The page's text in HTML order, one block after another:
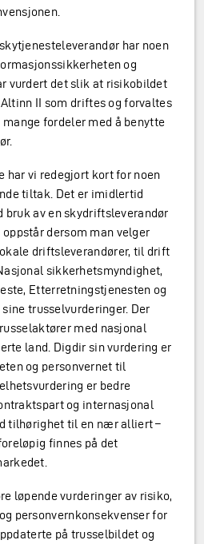
har noen
og
vurdert det slik at risikobildet
II som driftes og forvaltes
fordeler med å benytte
har vi redegjort kort for noen
tiltak. Det er imidlertid
bruk av en skydriftsleverandør
dersom man velger
driftsleverandører, til drift
sikkerhetsmyndighet,
Etterretningstjenesten og
trusselvurderinger. Der
med nasjonal
land. Digdir sin vurdering er
og personvernet til
er bedre
og internasjonal
tilhørighet til en nær alliert –
finnes på det
løpende vurderinger av risiko,
personvernkonsekvenser for
på trusselbildet og